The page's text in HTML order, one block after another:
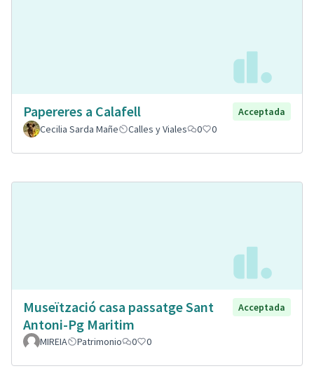
Papereres a Calafell
Acceptada
Cecilia Sarda Mañe
Calles y Viales 0 0
Museïtzació casa passatge Sant
Antoni-Pg Maritim
Acceptada
MIREIA Patrimonio 0 0